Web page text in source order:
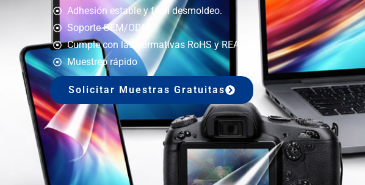
Adhesión estable y fácil desmoldeo.
Soporte OEM/ODM
Cumple con las normativas RoHS y REACH.
Muestreo rápido
Solicitar Muestras Gratuitas